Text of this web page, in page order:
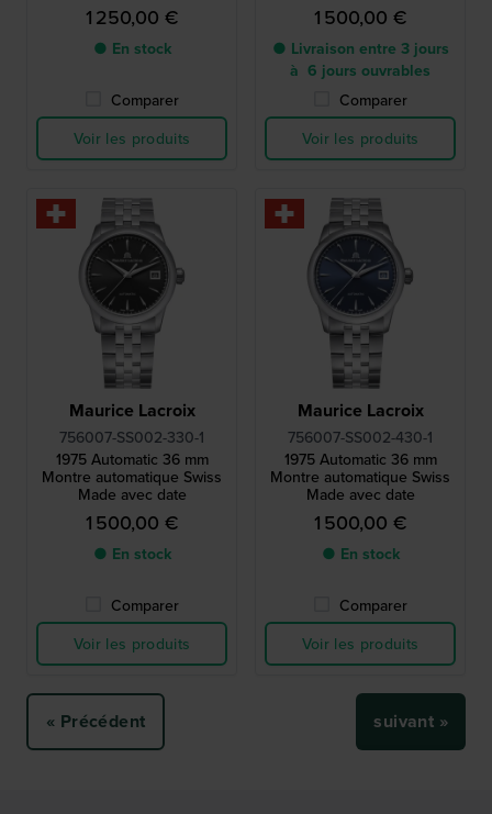
fabrication suisse avec
index romains
1 250,00 €
● En stock
Comparer
Voir les produits
1 500,00 €
● Livraison entre 3 jours
à 6 jours ouvrables
Comparer
Voir les produits
Maurice Lacroix
756007-SS002-330-1
1975 Automatic 36 mm
Montre automatique Swiss
Made avec date
1 500,00 €
● En stock
Comparer
Voir les produits
Maurice Lacroix
756007-SS002-430-1
1975 Automatic 36 mm
Montre automatique Swiss
Made avec date
1 500,00 €
● En stock
Comparer
Voir les produits
« Précédent suivant »